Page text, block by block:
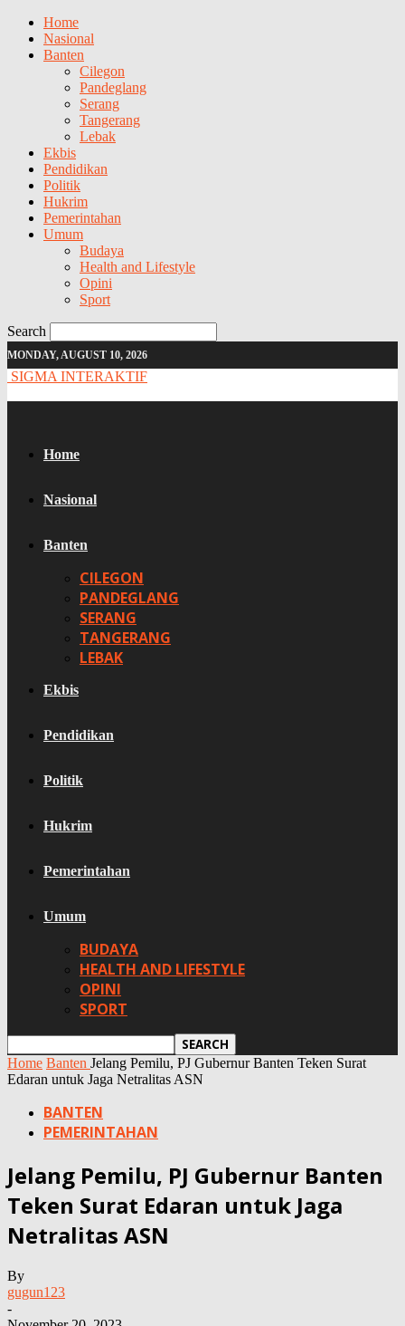
Home
Nasional
Banten
Cilegon
Pandeglang
Serang
Tangerang
Lebak
Ekbis
Pendidikan
Politik
Hukrim
Pemerintahan
Umum
Budaya
Health and Lifestyle
Opini
Sport
Search
MONDAY, AUGUST 10, 2026
SIGMA INTERAKTIF
Home
Nasional
Banten
CILEGON
PANDEGLANG
SERANG
TANGERANG
LEBAK
Ekbis
Pendidikan
Politik
Hukrim
Pemerintahan
Umum
BUDAYA
HEALTH AND LIFESTYLE
OPINI
SPORT
Home Banten Jelang Pemilu, PJ Gubernur Banten Teken Surat
Edaran untuk Jaga Netralitas ASN
BANTEN
PEMERINTAHAN
Jelang Pemilu, PJ Gubernur Banten
Teken Surat Edaran untuk Jaga
Netralitas ASN
By
gugun123
-